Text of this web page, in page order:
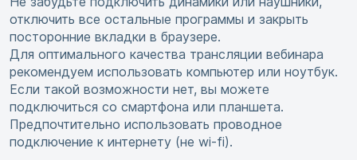
отключить все остальные программы и закрыть
посторонние вкладки в браузере.
Для оптимального качества трансляции вебинара
рекомендуем использовать компьютер или ноутбук.
Если такой возможности нет, вы можете
подключиться со смартфона или планшета.
Предпочтительно использовать проводное
подключение к интернету (не wi-fi).